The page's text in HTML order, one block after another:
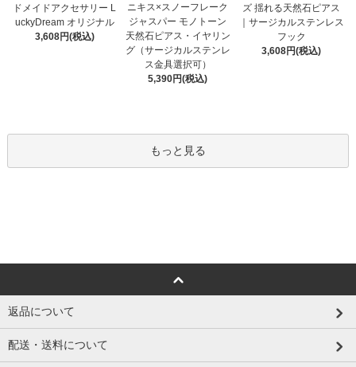
ドメイドアクセサリー L
uckyDream オリジナル
3,608円(税込)
ニキス×スノーフレーク
ジャスパー モノトーン
天然石ピアス・イヤリン
グ（サージカルステンレ
ス金具選択可）
5,390円(税込)
ズ 揺れる天然石ピアス
｜サージカルステンレス
フック
3,608円(税込)
もっと見る
返品について
配送・送料について